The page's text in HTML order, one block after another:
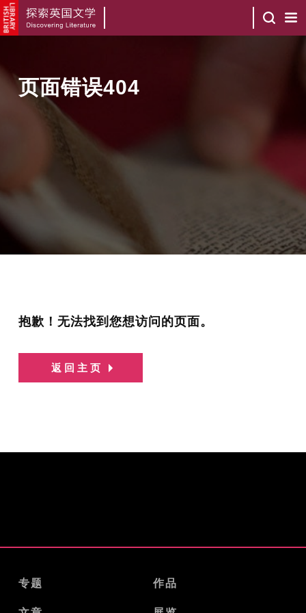
页面错误404
抱歉！无法找到您想访问的页面。
返回主页
专题 作品